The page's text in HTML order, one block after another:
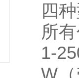
四
所
1-
W